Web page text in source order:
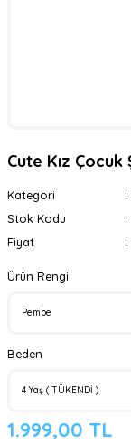
Cute Kız
Kategori
Stok Kodu
Fiyat
Ürün Rengi
Beden
1.999,00 TL